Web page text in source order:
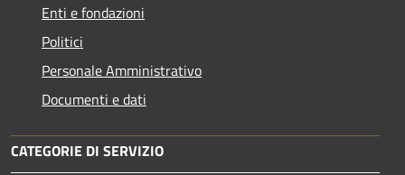
Enti e fondazioni
Politici
Personale Amministrativo
Documenti e dati
CATEGORIE DI SERVIZIO